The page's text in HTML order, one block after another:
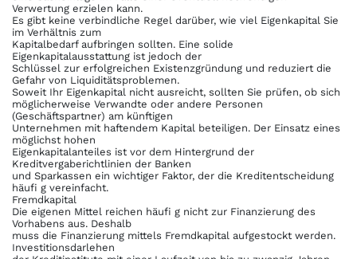
Verwertung erzielen kann.
Es gibt keine verbindliche Regel darüber, wie viel Eigenkapital Sie
im Verhältnis zum
Kapitalbedarf aufbringen sollten. Eine solide
Eigenkapitalausstattung ist jedoch der
Schlüssel zur erfolgreichen Existenzgründung und reduziert die
Gefahr von Liquiditätsproblemen.
Soweit Ihr Eigenkapital nicht ausreicht, sollten Sie prüfen, ob sich
möglicherweise Verwandte oder andere Personen
(Geschäftspartner) am künftigen
Unternehmen mit haftendem Kapital beteiligen. Der Einsatz eines
möglichst hohen
Eigenkapitalanteiles ist vor dem Hintergrund der
Kreditvergaberichtlinien der Banken
und Sparkassen ein wichtiger Faktor, der die Kreditentscheidung
häufi g vereinfacht.
Fremdkapital
Die eigenen Mittel reichen häufi g nicht zur Finanzierung des
Vorhabens aus. Deshalb
muss die Finanzierung mittels Fremdkapital aufgestockt werden.
Investitionsdarlehen